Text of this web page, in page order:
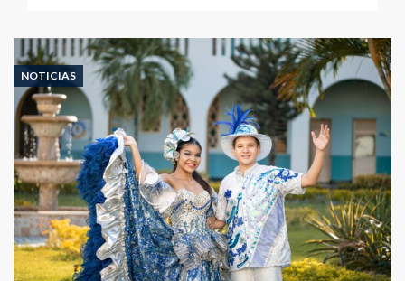
NOTICIAS